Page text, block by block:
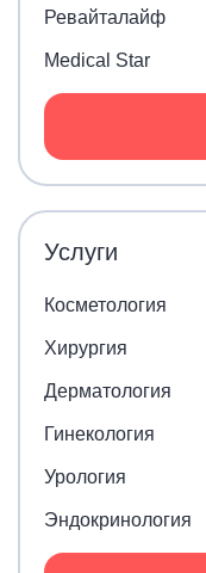
Ревайталайф
Medical Star
Услуги
Косметология
Хирургия
Дерматология
Гинекология
Урология
Эндокринология